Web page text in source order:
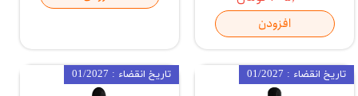
افزودن
تاریخ انقضاء : 01/2027 تاریخ انقضاء : 01/2027